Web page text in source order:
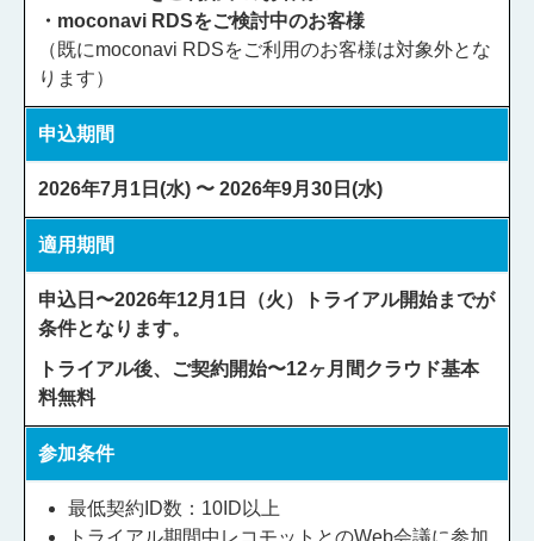
・moconavi RDSをご検討中のお客様
（既にmoconavi RDSをご利用のお客様は対象外とな
ります）
申込期間
2026年7月1日(水) 〜 2026年9月30日(水)
適用期間
申込日〜2026年12月1日（火）トライアル開始までが
条件となります。
トライアル後、ご契約開始〜12ヶ月間クラウド基本
料無料
参加条件
最低契約ID数：10ID以上